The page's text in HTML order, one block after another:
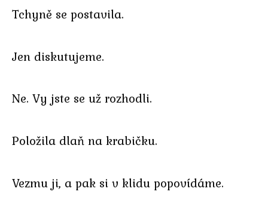
Tchyně se postavila.
Jen diskutujeme.
Ne. Vy jste se už rozhodli.
Položila dlaň na krabičku.
Vezmu ji, a pak si v klidu popovídáme.